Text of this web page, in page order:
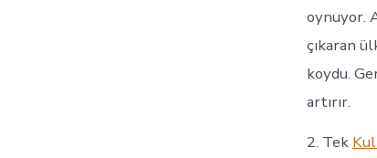
oynuyor.
çıkaran
koydu.
artırır.
2. Tek